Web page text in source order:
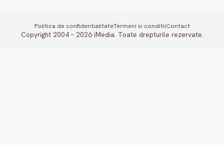
Politica de confidentialitateTermeni si conditiiContact
Copyright 2004 – 2026 iMedia. Toate drepturile rezervate.